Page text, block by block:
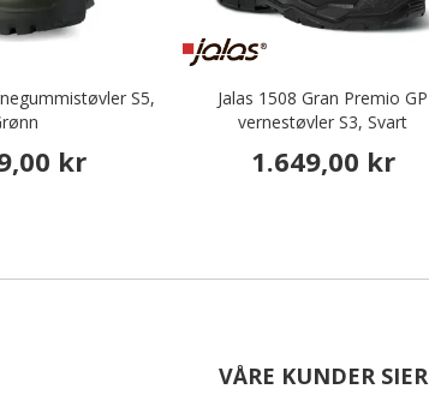
S5,
kr
Jalas 1508 Gran Premio GP
vernestøvler S3, Svart
1.649,00 kr
VÅRE KUNDER SIER